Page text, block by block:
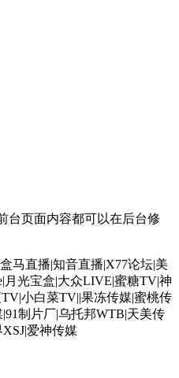
台页面内容都可以在后台修
马直播|知音直播|X77论坛|美
光宝盒|大众LIVE|蜜糖TV|神
小白菜TV||果冻传媒|蜜桃传
制片厂|乌托邦WTB|天美传
爱神传媒